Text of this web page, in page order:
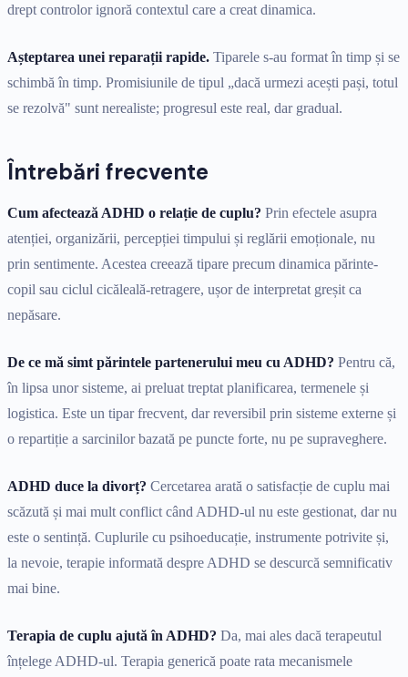
drept controlor ignoră contextul care a creat dinamica.
Așteptarea unei reparații rapide. Tiparele s-au format în timp și se
schimbă în timp. Promisiunile de tipul „dacă urmezi acești pași, totul
se rezolvă" sunt nerealiste; progresul este real, dar gradual.
Întrebări frecvente
Cum afectează ADHD o relație de cuplu? Prin efectele asupra
atenției, organizării, percepției timpului și reglării emoționale, nu
prin sentimente. Acestea creează tipare precum dinamica părinte-
copil sau ciclul cicăleală-retragere, ușor de interpretat greșit ca
nepăsare.
De ce mă simt părintele partenerului meu cu ADHD? Pentru că,
în lipsa unor sisteme, ai preluat treptat planificarea, termenele și
logistica. Este un tipar frecvent, dar reversibil prin sisteme externe și
o repartiție a sarcinilor bazată pe puncte forte, nu pe supraveghere.
ADHD duce la divorț? Cercetarea arată o satisfacție de cuplu mai
scăzută și mai mult conflict când ADHD-ul nu este gestionat, dar nu
este o sentință. Cuplurile cu psihoeducație, instrumente potrivite și,
la nevoie, terapie informată despre ADHD se descurcă semnificativ
mai bine.
Terapia de cuplu ajută în ADHD? Da, mai ales dacă terapeutul
înțelege ADHD-ul. Terapia generică poate rata mecanismele